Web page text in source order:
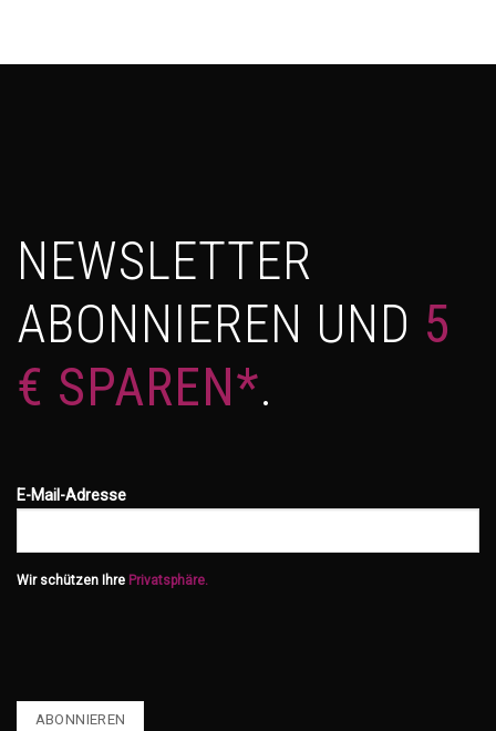
NEWSLETTER
ABONNIEREN UND 5
€ SPAREN*.
E-Mail-Adresse
Wir schützen Ihre Privatsphäre.